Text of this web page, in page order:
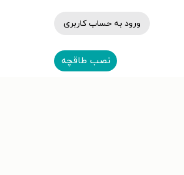
ورود به حساب کاربری
نصب طاقچه